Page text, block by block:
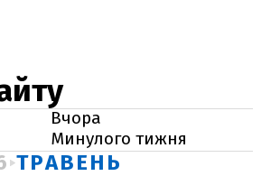
Вчора
Минулого тижня
ТРАВЕНЬ